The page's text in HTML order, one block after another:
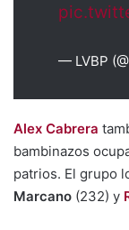
— LVBP
Alex Cabrera
bambinazos
patrios. El grupo
Marcano (232) y